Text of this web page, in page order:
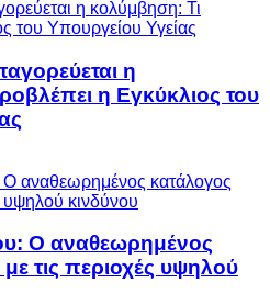
η
η Εγκύκλιος του
Ο αναθεωρημένος
τις περιοχές υψηλού